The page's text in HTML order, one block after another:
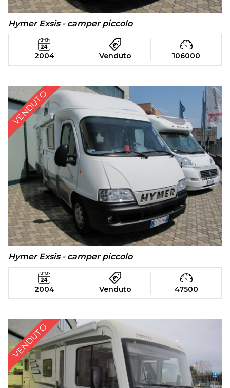
Hymer Exsis - camper piccolo
2004 Venduto 106000
VENDUTO
Hymer Exsis - camper piccolo
2004 Venduto 47500
VENDUTO